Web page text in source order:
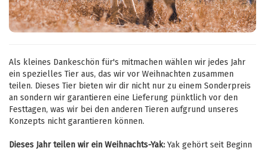
Als kleines Dankeschön für's mitmachen wählen wir jedes Jahr
ein spezielles Tier aus, das wir vor Weihnachten zusammen
teilen. Dieses Tier bieten wir dir nicht nur zu einem Sonderpreis
an sondern wir garantieren eine Lieferung pünktlich vor den
Festtagen, was wir bei den anderen Tieren aufgrund unseres
Konzepts nicht garantieren können.
Dieses Jahr teilen wir ein Weihnachts-Yak:Yak gehört seit Beginn